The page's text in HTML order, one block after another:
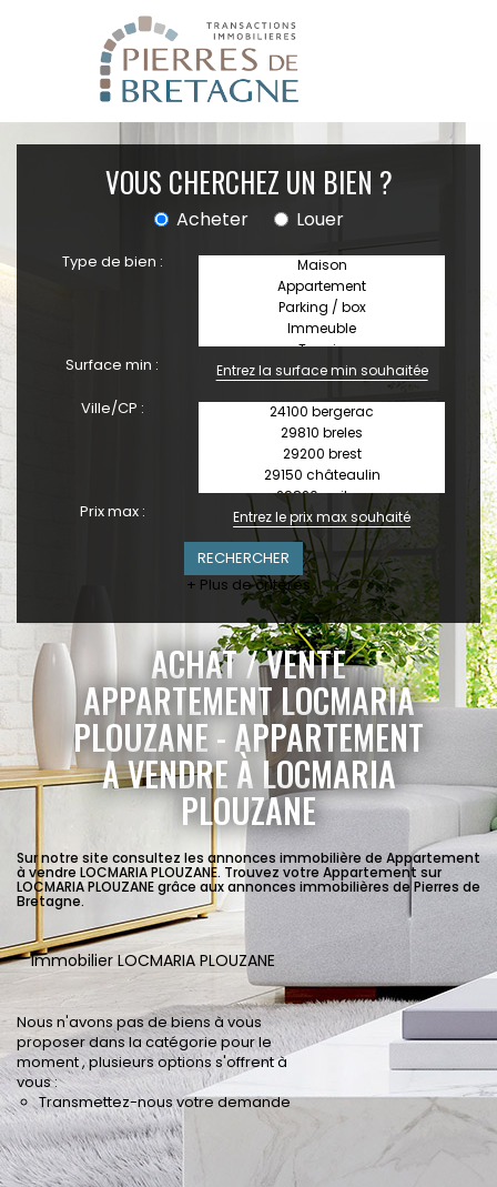
VOUS CHERCHEZ UN BIEN ?
Acheter Louer
Type de bien :
Surface min :
Ville/CP :
Prix max :
+ Plus de critères
ACHAT / VENTE
APPARTEMENT LOCMARIA
PLOUZANE - APPARTEMENT
A VENDRE À LOCMARIA
PLOUZANE
Sur notre site consultez les annonces immobilière de Appartement
à vendre LOCMARIA PLOUZANE. Trouvez votre Appartement sur
LOCMARIA PLOUZANE grâce aux annonces immobilières de Pierres de
Bretagne.
Immobilier LOCMARIA PLOUZANE
Nous n'avons pas de biens à vous
proposer dans la catégorie pour le
moment , plusieurs options s'offrent à
vous :
Transmettez-nous votre demande